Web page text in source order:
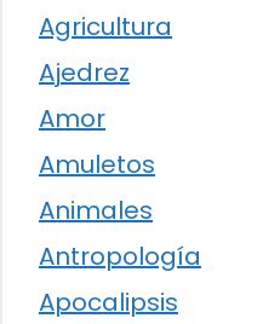
Agricultura
Ajedrez
Amor
Amuletos
Animales
Antropología
Apocalipsis